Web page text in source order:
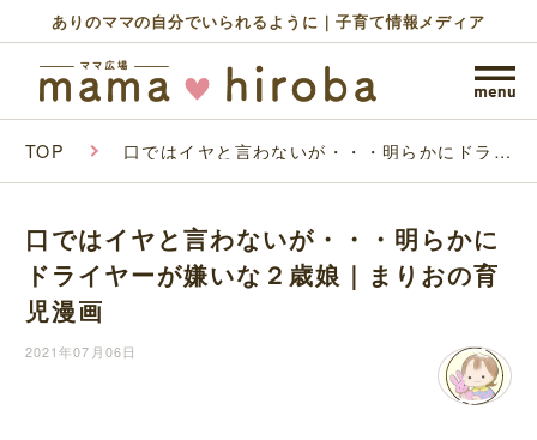
ありのママの自分でいられるように｜子育て情報メディア
TOP 口ではイヤと言わないが・・・明らかにドライ
口ではイヤと言わないが・・・明らかに
ドライヤーが嫌いな２歳娘｜まりおの育
児漫画
2021年07月06日